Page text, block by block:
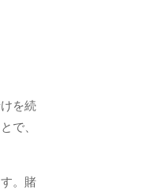
を続
で、
。賭